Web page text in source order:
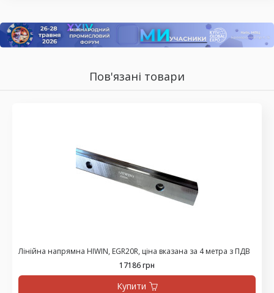
Пов'язані товари
Лінійна напрямна HIWIN, EGR20R, ціна вказана за 4 метра з ПДВ
17186 грн
Купити